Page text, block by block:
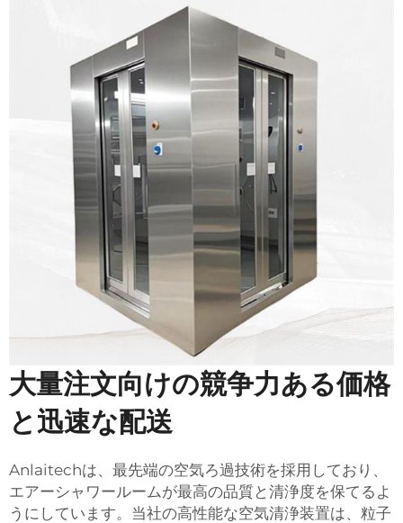
大量注文向けの競争力ある価格
と迅速な配送
Anlaitechは、最先端の空気ろ過技術を採用しており、
エアーシャワールームが最高の品質と清浄度を保てるよ
うにしています。当社の高性能な空気清浄装置は、粒子